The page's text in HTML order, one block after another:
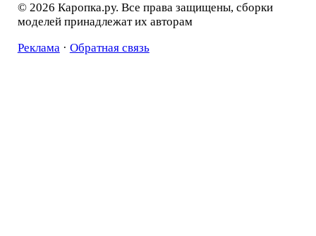
© 2026 Каропка.ру. Все права защищены, сборки
моделей принадлежат их авторам
Реклама· Обратная связь